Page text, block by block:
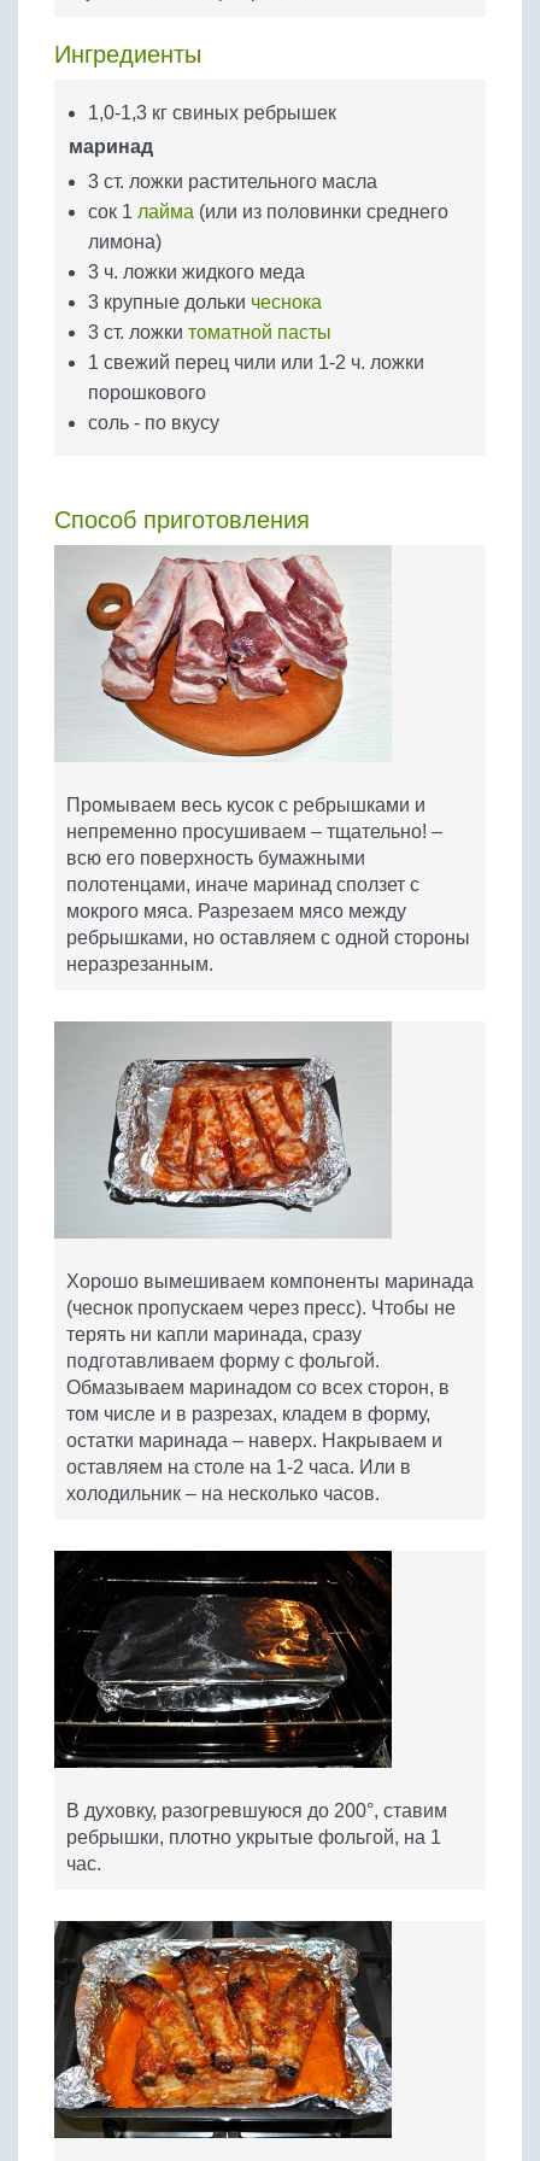
Яйца
Ингредиенты
1,0-1,3 кг свиных ребрышек
маринад
3 ст. ложки растительного масла
сок 1 лайма (или из половинки среднего
лимона)
3 ч. ложки жидкого меда
3 крупные дольки чеснока
3 ст. ложки томатной пасты
1 свежий перец чили или 1-2 ч. ложки
порошкового
соль - по вкусу
Способ приготовления
Промываем весь кусок с ребрышками и
непременно просушиваем – тщательно! –
всю его поверхность бумажными
полотенцами, иначе маринад сползет с
мокрого мяса. Разрезаем мясо между
ребрышками, но оставляем с одной стороны
неразрезанным.
Хорошо вымешиваем компоненты маринада
(чеснок пропускаем через пресс). Чтобы не
терять ни капли маринада, сразу
подготавливаем форму с фольгой.
Обмазываем маринадом со всех сторон, в
том числе и в разрезах, кладем в форму,
остатки маринада – наверх. Накрываем и
оставляем на столе на 1-2 часа. Или в
холодильник – на несколько часов.
В духовку, разогревшуюся до 200°, ставим
ребрышки, плотно укрытые фольгой, на 1
час.